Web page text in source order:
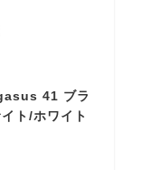
41 ブラ
ト/ホワイト